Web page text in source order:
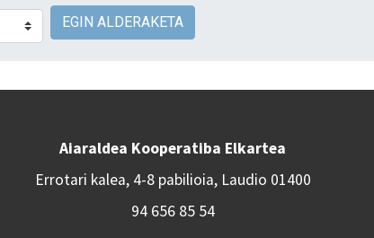
EGIN ALDERAKETA
Aiaraldea Kooperatiba Elkartea
Errotari kalea, 4-8 pabilioia, Laudio 01400
94 656 85 54